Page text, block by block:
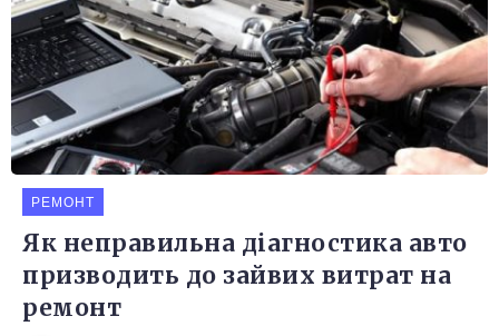
РЕМОНТ
Як неправильна діагностика авто
призводить до зайвих витрат на
ремонт